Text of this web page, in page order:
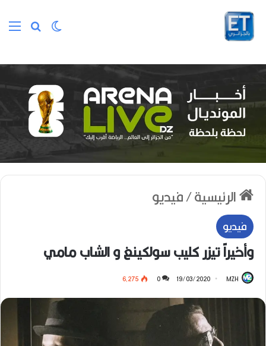
بحث عن
الوضع المظلم
الرئيسية/فيديو
فيديو
وأخيراً تيزر كليب سولكينغ و الشاب مامي
MZH
19/03/2020
0 6٬275